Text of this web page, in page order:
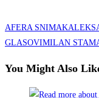
AFERA SNIMAK
GLASOVIMILAN
You Might Also